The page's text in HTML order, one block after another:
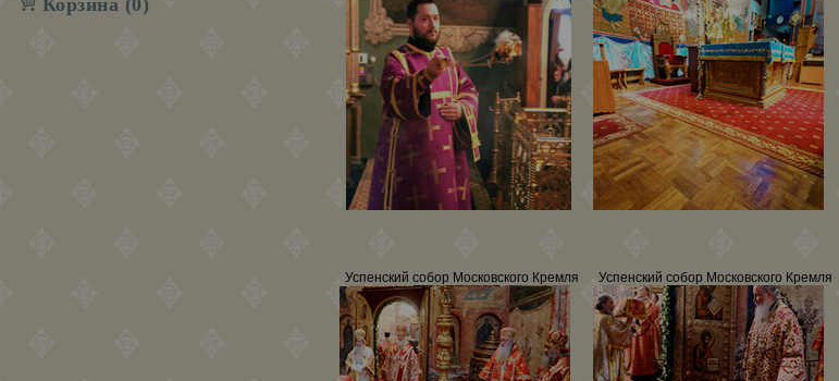
Корзина (0)
Успенский собор Московского Кремля Успенский собор Московского Кремля